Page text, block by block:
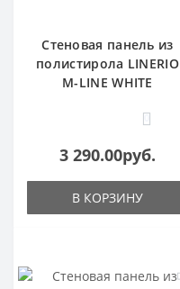
Стеновая панель из
полистирола LINERIO
M-LINE WHITE
0
3 290.00руб.
В КОРЗИНУ